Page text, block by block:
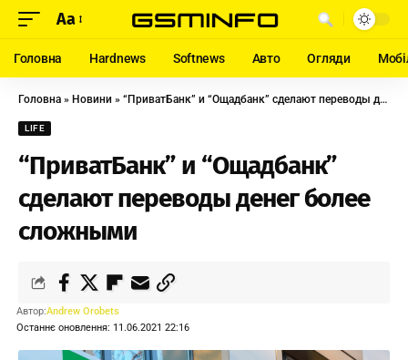
Aa
Головна Hardnews Softnews Авто Огляди
Головна » Новини » “ПриватБанк” и “Ощадбанк” сделают переводы денег более сложными
LIFE
“ПриватБанк” и “Ощадбанк”
сделают переводы денег более
сложными
Останнє оновлення: 11.06.2021 22:16
Автор:Andrew Orobets